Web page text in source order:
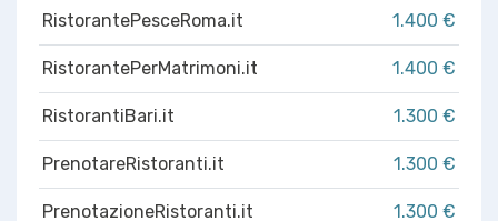
RistorantePesceRoma.it 1.400 €
RistorantePerMatrimoni.it 1.400 €
RistorantiBari.it 1.300 €
PrenotareRistoranti.it 1.300 €
PrenotazioneRistoranti.it 1.300 €